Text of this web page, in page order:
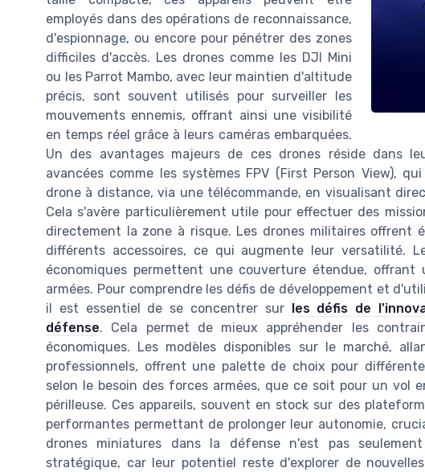
employés dans des opérations de reconnaissance,
d'espionnage, ou encore pour pénétrer des zones
difficiles d'accès. Les drones comme les DJI Mini
ou les Parrot Mambo, avec leur maintien d'altitude
précis, sont souvent utilisés pour surveiller les
mouvements ennemis, offrant ainsi une visibilité
en temps réel grâce à leurs caméras embarquées.
Un des avantages majeurs de ces drones réside dans
avancées comme les systèmes FPV (First Person View),
drone à distance, via une télécommande, en visualisant
Cela s'avère particulièrement utile pour effectuer des
directement la zone à risque. Les drones militaires offrent
différents accessoires, ce qui augmente leur versatilité.
économiques permettent une couverture étendue,
armées. Pour comprendre les défis de développement et
il est essentiel de se concentrer sur
les défis de
défense. Cela permet de mieux appréhender les
économiques. Les modèles disponibles sur le marché,
professionnels, offrent une palette de choix pour
selon le besoin des forces armées, que ce soit pour un vol
périlleuse. Ces appareils, souvent en stock sur des
performantes permettant de prolonger leur autonomie,
drones miniatures dans la défense n'est pas
stratégique, car leur potentiel reste d'explorer de